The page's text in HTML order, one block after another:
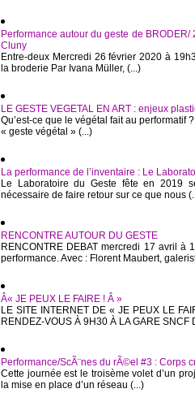
Performance autour du geste de
Cluny
Entre-deux Mercredi 26 février 2020 à
la broderie Par Ivana Müller, (...)
LE GESTE VEGETAL EN ART : enjeux
Qu’est-ce que le végétal fait au performatif
« geste végétal » (...)
La performance de l’inventaire : Le
Le Laboratoire du Geste fête en 2019
nécessaire de faire retour sur ce que nous
RENCONTRE AUTOUR DU GESTE
RENCONTRE DEBAT mercredi 17 avril
performance. Avec : Florent Maubert,
Â« JE PEUX LE FAIRE ! Â »
LE SITE INTERNET DE « JE PEUX LE
RENDEZ-VOUS À 9H30 À LA GARE SNCF
Performance/ScÃ¨nes du rÃ©el #3 : Corps
Cette journée est le troisème volet d’un
la mise en place d’un réseau (...)